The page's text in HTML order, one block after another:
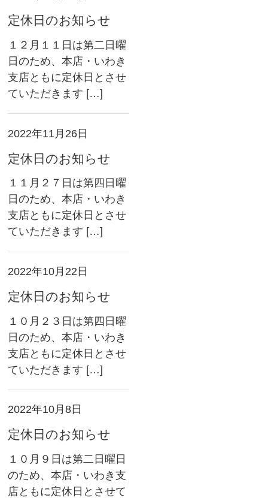
お店のご紹介
商品一覧
チェーンポット播種サービス
取り扱い商品・メーカー
希釈情報
定休日のお知らせ
１２月１１日は第二日曜
日のため、本店・いわき
支店ともに定休日とさせ
ていただきます […]
2022年11月26日
定休日のお知らせ
１１月２７日は第四日曜
日のため、本店・いわき
支店ともに定休日とさせ
ていただきます […]
2022年10月22日
定休日のお知らせ
１０月２３日は第四日曜
日のため、本店・いわき
支店ともに定休日とさせ
ていただきます […]
2022年10月8日
定休日のお知らせ
１０月９日は第二日曜日
のため、本店・いわき支
店ともに定休日とさせて